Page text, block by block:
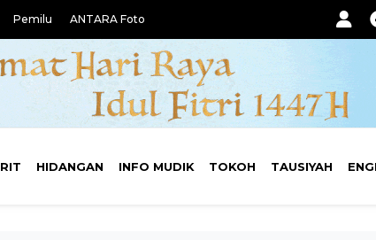
Pemilu ANTARA Foto
HIDANGAN INFO MUDIK TOKOH TAUSIYAH